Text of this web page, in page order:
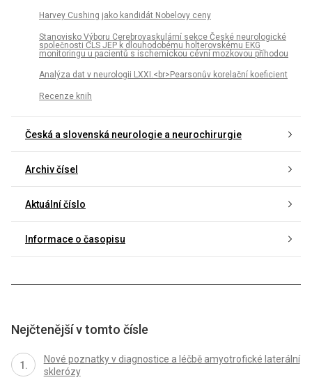
Harvey Cushing jako kandidát Nobelovy ceny
Stanovisko Výboru Cerebrovaskulární sekce České neurologické
společnosti ČLS JEP k dlouhodobému holterovskému EKG
monitoringu u pa­cientů s ischemickou cévní mozkovou příhodou
Analýza dat v neurologii LXXI.<br>Pearsonův korelační koeficient
Recenze knih
Česká a slovenská neurologie a neurochirurgie
Archiv čísel
Aktuální číslo
Informace o časopisu
Nejčtenější v tomto čísle
Nové poznatky v dia­gnostice a léčbě amyotrofické laterální
sklerózy